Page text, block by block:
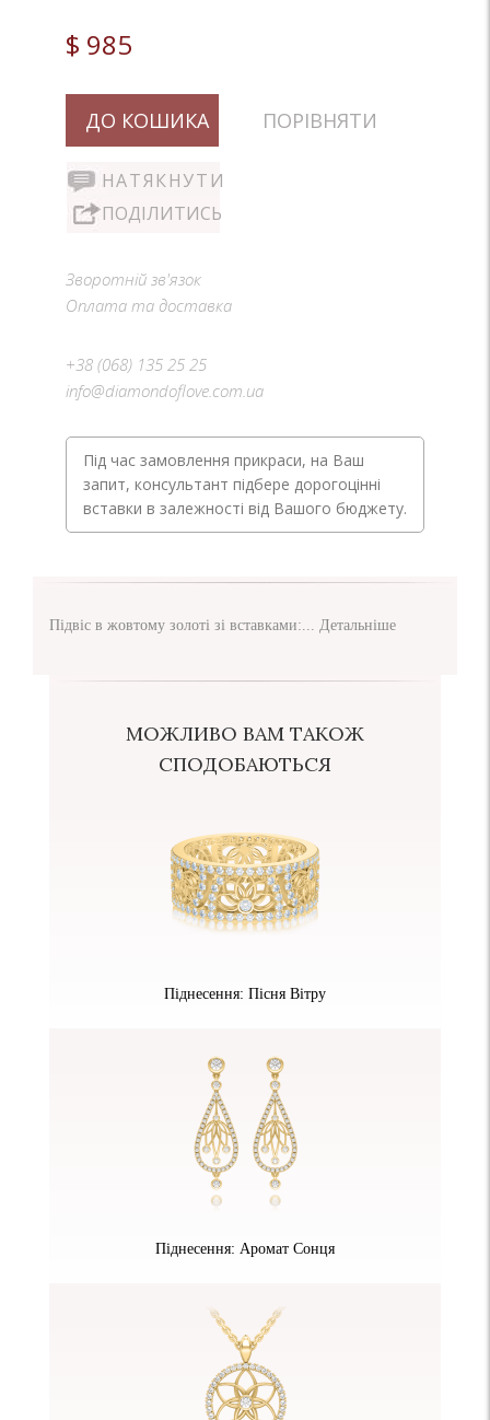
$ 985
ДО КОШИКА ПОРІВНЯТИ
НАТЯКНУТИ
ПОДІЛИТИСЬ
Зворотній зв'язок
Оплата та доставка
+38 (068) 135 25 25
info@diamondoflove.com.ua
Під час замовлення прикраси, на Ваш
запит, консультант підбере дорогоцінні
вставки в залежності від Вашого бюджету.
Підвіс в жовтому золоті зі вставками:... Детальніше
МОЖЛИВО ВАМ ТАКОЖ
СПОДОБАЮТЬСЯ
Піднесення: Пісня Вітру
Піднесення: Аромат Сонця